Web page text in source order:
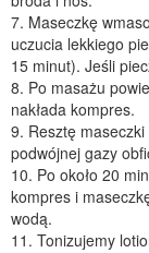
7. Maseczkę
uczucia lekkiego
15 minut). Jeśli
8. Po masażu
nakłada kompres.
9. Resztę
podwójnej gazy
10. Po około 20
kompres i
wodą.
11. Tonizujemy